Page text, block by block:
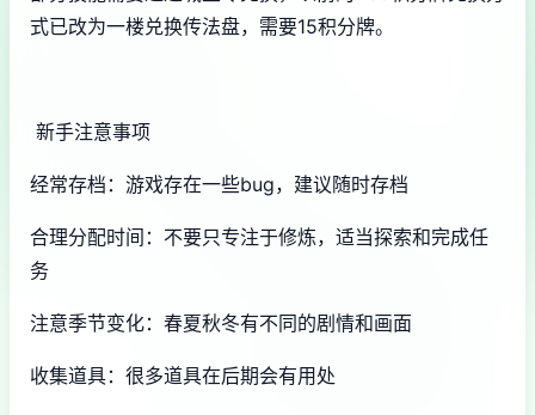
式已改为一楼兑换传法盘，需要15积分牌。
新手注意事项
经常存档：游戏存在一些bug，建议随时存档
合理分配时间：不要只专注于修炼，适当探索和完成任
务
注意季节变化：春夏秋冬有不同的剧情和画面
收集道具：很多道具在后期会有用处